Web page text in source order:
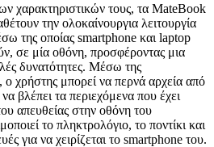
χαρακτηριστικών τους, τα MateBook
την ολοκαίνουργια λειτουργία
της οποίας smartphone και laptop
σε μία οθόνη, προσφέροντας μια
δυνατότητες. Μέσω της
ο χρήστης μπορεί να περνά αρχεία από
βλέπει τα περιεχόμενα που έχει
απευθείας στην οθόνη του
το πληκτρολόγιο, το ποντίκι και
για να χειρίζεται το smartphone του.